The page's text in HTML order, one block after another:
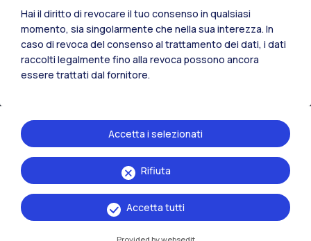
IT
Milano Leonardo
Hai il diritto di revocare il tuo consenso in qualsiasi
momento, sia singolarmente che nella sua interezza. In
caso di revoca del consenso al trattamento dei dati, i dati
raccolti legalmente fino alla revoca possono ancora
essere trattati dal fornitore.
Rifiuta
Accetta i selezionati
Accetta tutti